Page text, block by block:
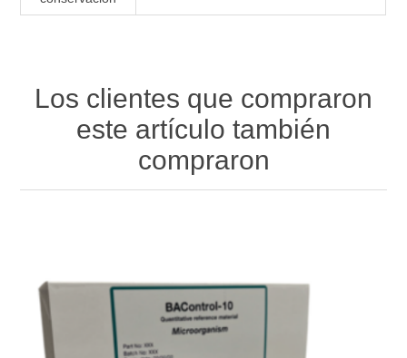
Los clientes que compraron
este artículo también
compraron